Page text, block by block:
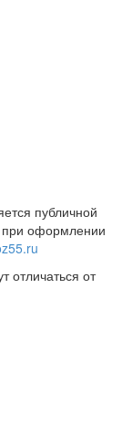
публичной
при оформлении
отличаться от